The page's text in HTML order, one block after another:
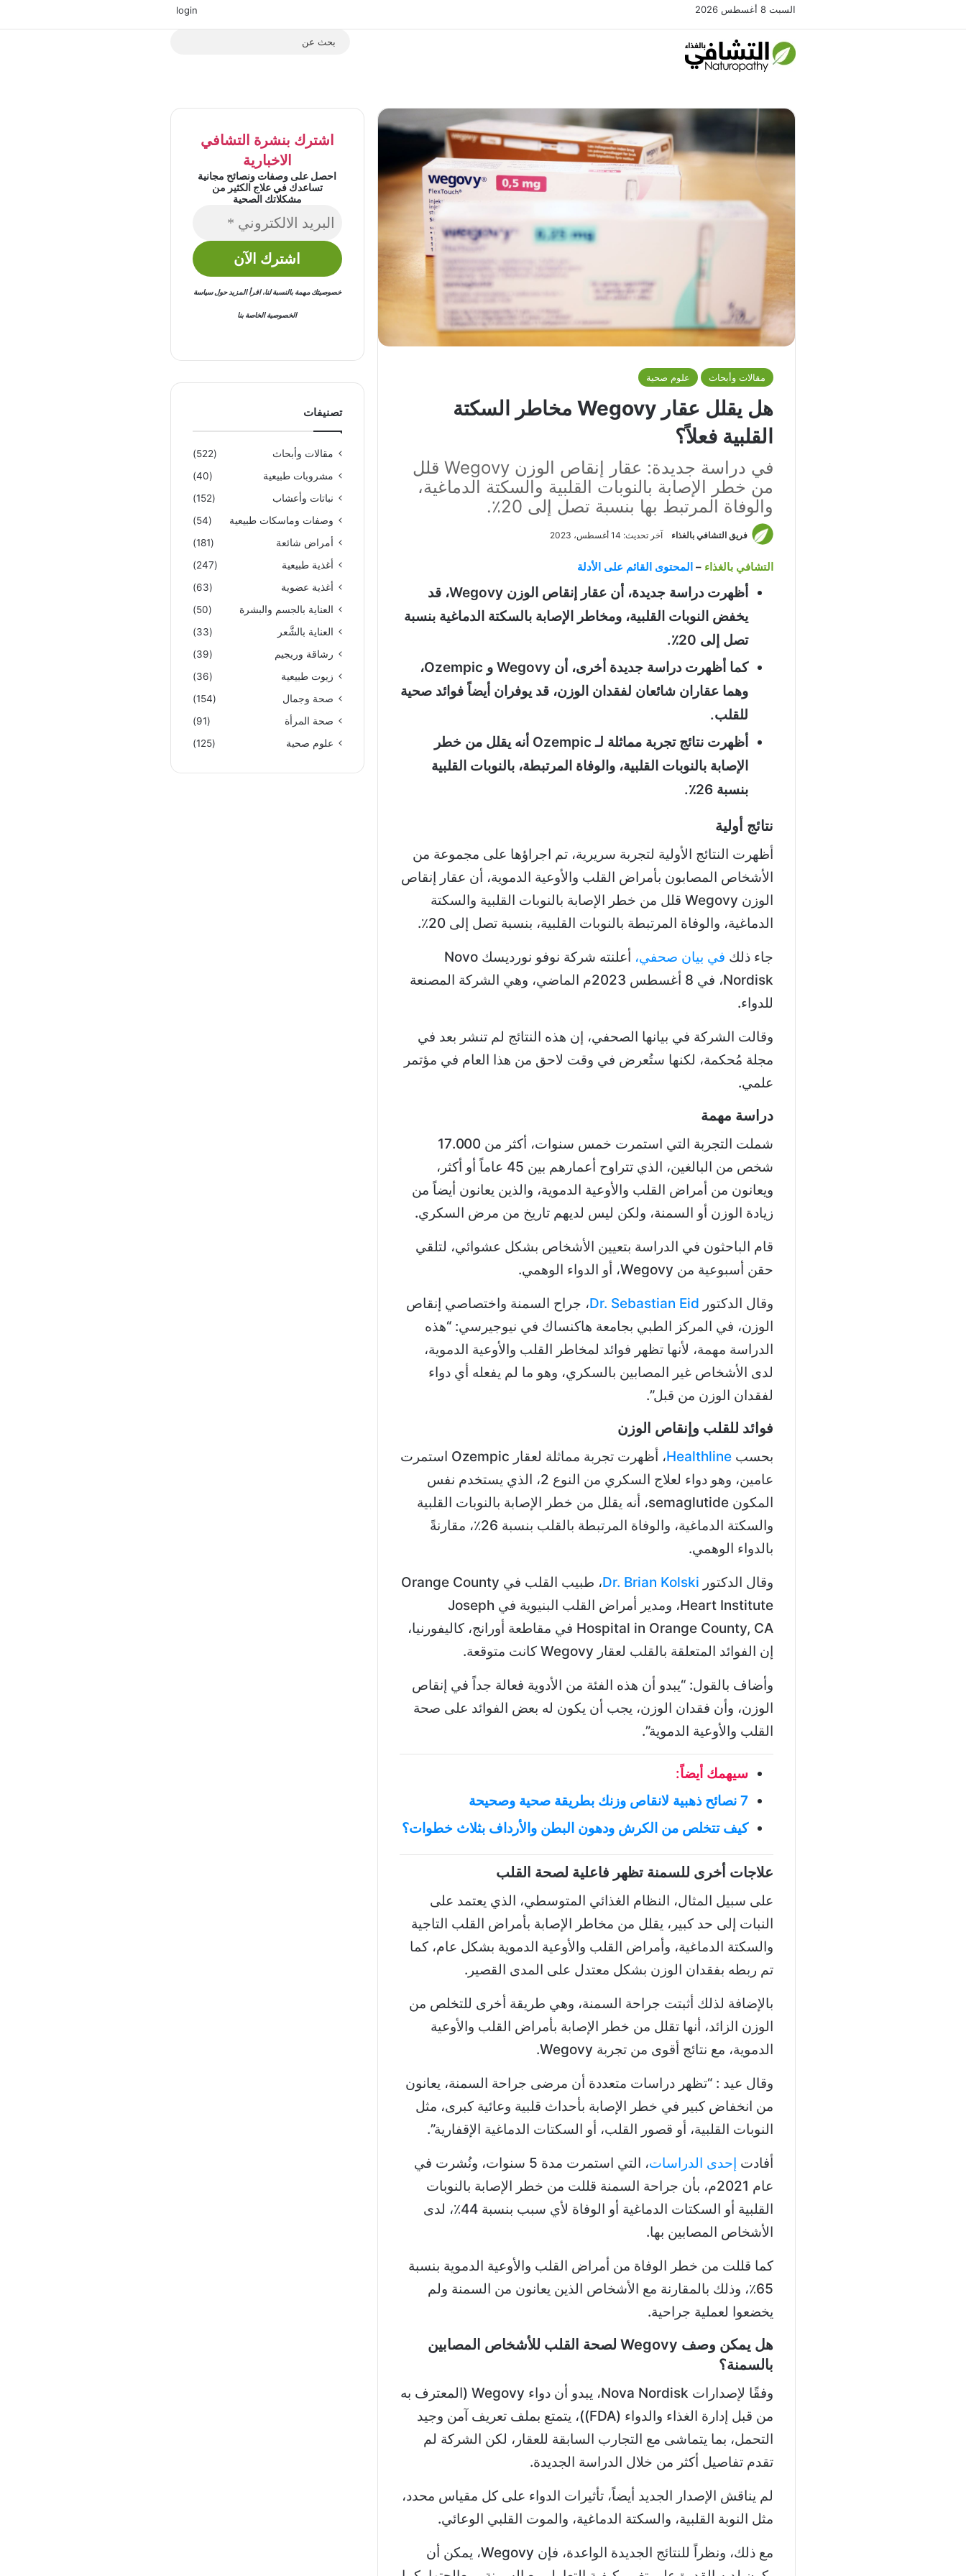
السبت 8 أغسطس 2026 انستقرام
login
مقالات وأبحاث علوم صحية
هل يقلل عقار Wegovy مخاطر السكتة
القلبية فعلاً؟
في دراسة جديدة: عقار إنقاص الوزن Wegovy قلل
من خطر الإصابة بالنوبات القلبية والسكتة الدماغية،
والوفاة المرتبط بها بنسبة تصل إلى 20٪.
فريق التشافي بالغذاء آخر تحديث: 14 أغسطس، 2023
التشافي بالغذاء – المحتوى القائم على الأدلة
أظهرت دراسة جديدة، أن عقار إنقاص الوزن Wegovy، قد
يخفض النوبات القلبية، ومخاطر الإصابة بالسكتة الدماغية بنسبة
تصل إلى 20٪.
كما أظهرت دراسة جديدة أخرى، أن Wegovy و Ozempic،
وهما عقاران شائعان لفقدان الوزن، قد يوفران أيضاً فوائد صحية
للقلب.
أظهرت نتائج تجربة مماثلة لـ Ozempic أنه يقلل من خطر
الإصابة بالنوبات القلبية، والوفاة المرتبطة، بالنوبات القلبية
بنسبة 26٪.
نتائج أولية
أظهرت النتائج الأولية لتجربة سريرية، تم اجراؤها على مجموعة من
الأشخاص المصابون بأمراض القلب والأوعية الدموية، أن عقار إنقاص
الوزن Wegovy قلل من خطر الإصابة بالنوبات القلبية والسكتة
الدماغية، والوفاة المرتبطة بالنوبات القلبية، بنسبة تصل إلى 20٪.
جاء ذلك في بيان صحفي،
أعلنته شركة نوفو نورديسك Novo
Nordisk، في 8 أغسطس 2023م الماضي، وهي الشركة المصنعة
للدواء.
وقالت الشركة في بيانها الصحفي، إن هذه النتائج لم تنشر بعد في
مجلة مُحكمة، لكنها ستُعرض في وقت لاحق من هذا العام في مؤتمر
علمي.
دراسة مهمة
شملت التجربة التي استمرت خمس سنوات، أكثر من 17.000
شخص من البالغين، الذي تتراوح أعمارهم بين 45 عاماً أو أكثر،
ويعانون من أمراض القلب والأوعية الدموية، والذين يعانون أيضاً من
زيادة الوزن أو السمنة، ولكن ليس لديهم تاريخ من مرض السكري.
قام الباحثون في الدراسة بتعيين الأشخاص بشكل عشوائي، لتلقي
حقن أسبوعية من Wegovy، أو الدواء الوهمي.
وقال الدكتور Dr. Sebastian Eid، جراح السمنة واختصاصي إنقاص
الوزن، في المركز الطبي بجامعة هاكنساك في نيوجيرسي: “هذه
الدراسة مهمة، لأنها تظهر فوائد لمخاطر القلب والأوعية الدموية،
لدى الأشخاص غير المصابين بالسكري، وهو ما لم يفعله أي دواء
لفقدان الوزن من قبل”.
فوائد للقلب وإنقاص الوزن
بحسب Healthline
، أظهرت تجربة مماثلة لعقار Ozempic استمرت
عامين، وهو دواء لعلاج السكري من النوع 2، الذي يستخدم نفس
المكون semaglutide، أنه يقلل من خطر الإصابة بالنوبات القلبية
والسكتة الدماغية، والوفاة المرتبطة بالقلب بنسبة 26٪، مقارنةً
بالدواء الوهمي.
وقال الدكتور Dr. Brian Kolski
، طبيب القلب في Orange County
Heart Institute، ومدير أمراض القلب البنيوية في Joseph
Hospital in Orange County, CA في مقاطعة أورانج، كاليفورنيا،
إن الفوائد المتعلقة بالقلب لعقار Wegovy كانت متوقعة.
وأضاف بالقول: “يبدو أن هذه الفئة من الأدوية فعالة جداً في إنقاص
الوزن، وأن فقدان الوزن، يجب أن يكون له بعض الفوائد على صحة
القلب والأوعية الدموية”.
سيهمك أيضاً:
7 نصائح ذهبية لانقاص وزنك بطريقة صحية وصحيحة
كيف تتخلص من الكرش ودهون البطن والأرداف بثلاث خطوات؟
علاجات أخرى للسمنة تظهر فاعلية لصحة القلب
على سبيل المثال، النظام الغذائي المتوسطي، الذي يعتمد على
النبات إلى حد كبير، يقلل من مخاطر الإصابة بأمراض القلب التاجية
والسكتة الدماغية، وأمراض القلب والأوعية الدموية بشكل عام، كما
تم ربطه بفقدان الوزن بشكل معتدل على المدى القصير.
بالإضافة لذلك أثبتت جراحة السمنة، وهي طريقة أخرى للتخلص من
الوزن الزائد، أنها تقلل من خطر الإصابة بأمراض القلب والأوعية
الدموية، مع نتائج أقوى من تجربة Wegovy.
وقال عيد : “تظهر دراسات متعددة أن مرضى جراحة السمنة، يعانون
من انخفاض كبير في خطر الإصابة بأحداث قلبية وعائية كبرى، مثل
النوبات القلبية، أو قصور القلب، أو السكتات الدماغية الإقفارية”.
أفادت إحدى الدراسات
، التي استمرت مدة 5 سنوات، ونُشرت في
عام 2021م، بأن جراحة السمنة قللت من خطر الإصابة بالنوبات
القلبية أو السكتات الدماغية أو الوفاة لأي سبب بنسبة 44٪، لدى
الأشخاص المصابين بها.
كما قللت من خطر الوفاة من أمراض القلب والأوعية الدموية بنسبة
65٪، وذلك بالمقارنة مع الأشخاص الذين يعانون من السمنة ولم
يخضعوا لعملية جراحية.
هل يمكن وصف Wegovy لصحة القلب للأشخاص المصابين
بالسمنة؟
وفقًا لإصدارات Nova Nordisk، يبدو أن دواء Wegovy (المعترف به
من قبل إدارة الغذاء والدواء (FDA))، يتمتع بملف تعريف آمن وجيد
التحمل، بما يتماشى مع التجارب السابقة للعقار، لكن الشركة لم
تقدم تفاصيل أكثر من خلال الدراسة الجديدة.
لم يناقش الإصدار الجديد أيضاً، تأثيرات الدواء على كل مقياس محدد،
مثل النوبة القلبية، والسكتة الدماغية، والموت القلبي الوعائي.
مع ذلك، ونظراً للنتائج الجديدة الواعدة، فإن Wegovy، يمكن أن
اشترك بنشرة التشافي
الاخبارية
احصل على وصفات ونصائح مجانية
تساعدك في علاج الكثير من
مشكلاتك الصحية
خصوصيتك مهمة بالنسبة لنا،اقرأ المزيد حولسياسة
الخصوصيةالخاصة بنا
تصنيفات
مقالات وأبحاث
(522)
مشروبات طبيعية
(40)
نباتات وأعشاب
(152)
وصفات وماسكات طبيعية
(54)
أمراض شائعة
(181)
أغذية طبيعية
(247)
أغذية عضوية
(63)
العناية بالجسم والبشرة
(50)
العناية بالشَّعر
(33)
رشاقة وريجيم
(39)
زيوت طبيعية
(36)
صحة وجمال
(154)
صحة المرأة
(91)
علوم صحية
(125)